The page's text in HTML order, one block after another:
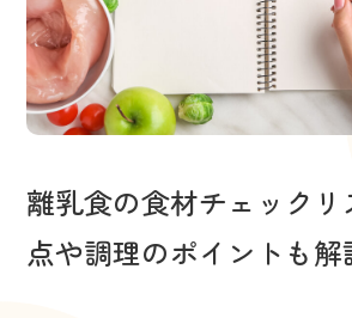
離乳食の食材チェック
点や調理のポイントも解